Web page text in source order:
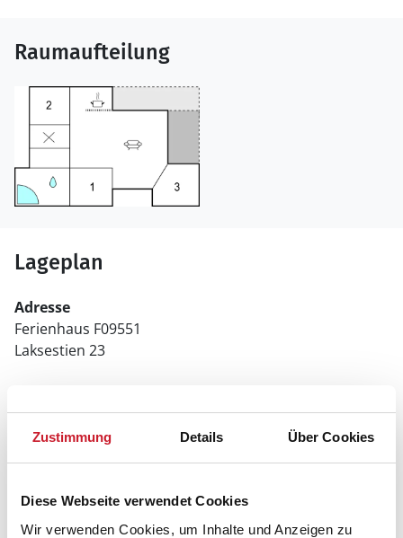
Zustimmung Details Über Cookies
Diese Webseite verwendet Cookies
Wir verwenden Cookies, um Inhalte und Anzeigen zu
Raumaufteilung
Lageplan
Adresse
Ferienhaus F09551
Laksestien 23